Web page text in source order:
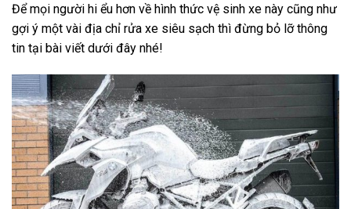
Để mọi người hi ểu hơn về hình thức vệ sinh xe này cũng như
gợi ý một vài địa chỉ rửa xe siêu sạch thì đừng bỏ lỡ thông
tin tại bài viết dưới đây nhé!